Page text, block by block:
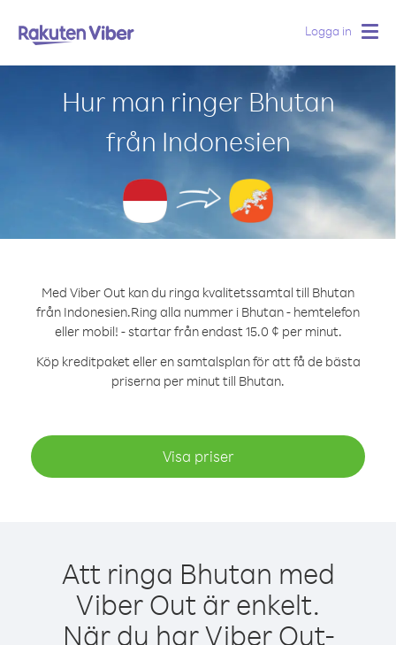
Logga in
Hur man ringer Bhutan
från Indonesien
Med Viber Out kan du ringa kvalitetssamtal till Bhutan
från Indonesien.Ring alla nummer i Bhutan - hemtelefon
eller mobil! - startar från endast 15.0 ¢ per minut.
Köp kreditpaket eller en samtalsplan för att få de bästa
priserna per minut till Bhutan.
Visa priser
Att ringa Bhutan med
Viber Out är enkelt.
När du har Viber Out-